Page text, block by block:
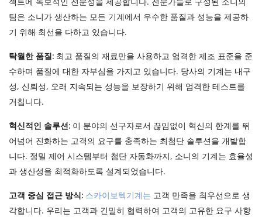
팀은 소니가 생산하는 모든 기계에서 우수한 품질과 성능을 제공하
기 위해 최선을 다하고 있습니다.
탁월한 품질: 최고 품질의 재료만을 사용하고 엄격한 제조 표준을 준
수하며 품질에 대한 자부심을 가지고 있습니다. 당사의 기계는 내구
성, 신뢰성, 오래 지속되는 성능을 보장하기 위해 엄격한 테스트를
거칩니다.
혁신적인 솔루션: 이 분야의 선구자로서 끊임없이 혁신의 한계를 뛰
어넘어 진화하는 고객의 요구를 충족하는 최첨단 솔루션을 개발합
니다. 정밀 제어 시스템부터 첨단 자동화까지, 소니의 기계는 효율성
과 생산성을 최적화하도록 설계되었습니다.
고객 중심 접근 방식: 스카이보텍기계는 고객 만족을 최우선으로 생
각합니다. 우리는 고객과 긴밀히 협력하여 고객의 고유한 요구 사항